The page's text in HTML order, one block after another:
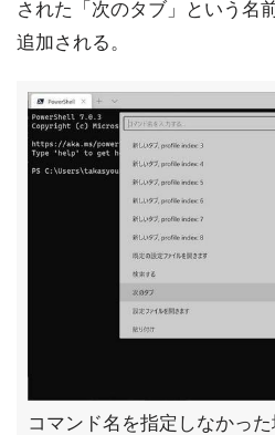
された「次のタブ」という名
追加される。
コマンド名を指定しなかっ